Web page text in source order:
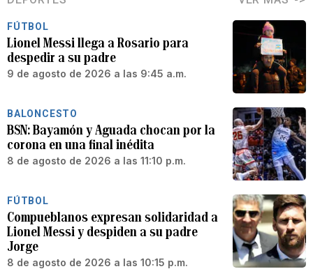
FÚTBOL
Lionel Messi llega a Rosario para
despedir a su padre
9 de agosto de 2026 a las 9:45 a.m.
BALONCESTO
BSN: Bayamón y Aguada chocan por la
corona en una final inédita
8 de agosto de 2026 a las 11:10 p.m.
FÚTBOL
Compueblanos expresan solidaridad a
Lionel Messi y despiden a su padre
Jorge
8 de agosto de 2026 a las 10:15 p.m.